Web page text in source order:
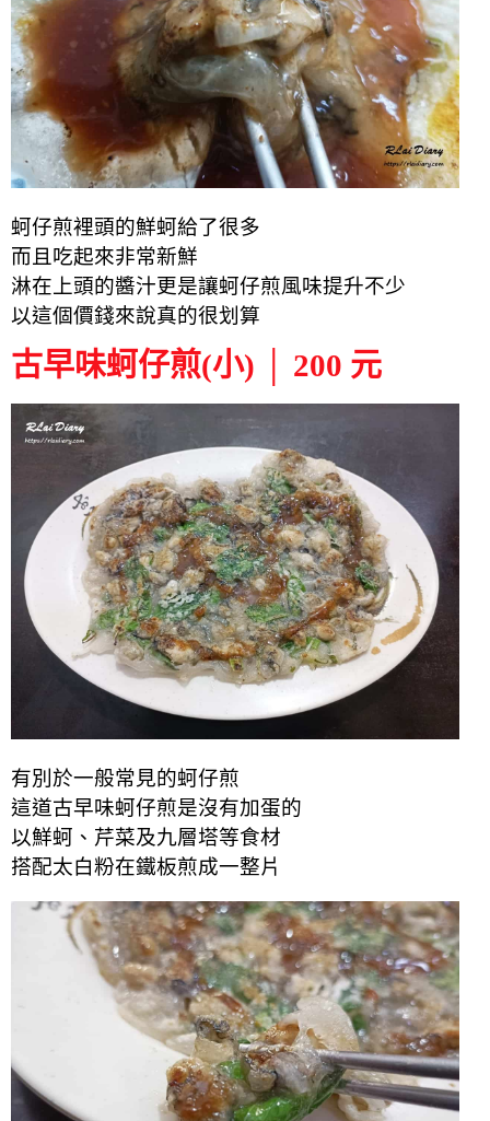
蚵仔煎裡頭的鮮蚵給了很多
而且吃起來非常新鮮
淋在上頭的醬汁更是讓蚵仔煎風味提升不少
以這個價錢來說真的很划算
古早味蚵仔煎(小) │ 200 元
有別於一般常見的蚵仔煎
這道古早味蚵仔煎是沒有加蛋的
以鮮蚵、芹菜及九層塔等食材
搭配太白粉在鐵板煎成一整片